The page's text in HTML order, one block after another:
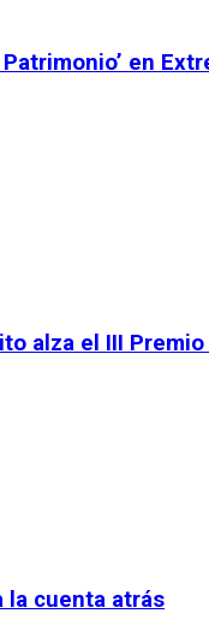
en
alza el III
la cuenta atrás